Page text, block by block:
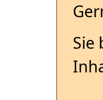
Sie